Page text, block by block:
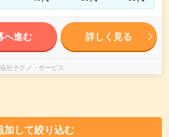
へ進む 詳しく見る
社テクノ・サービス
加して絞り込む